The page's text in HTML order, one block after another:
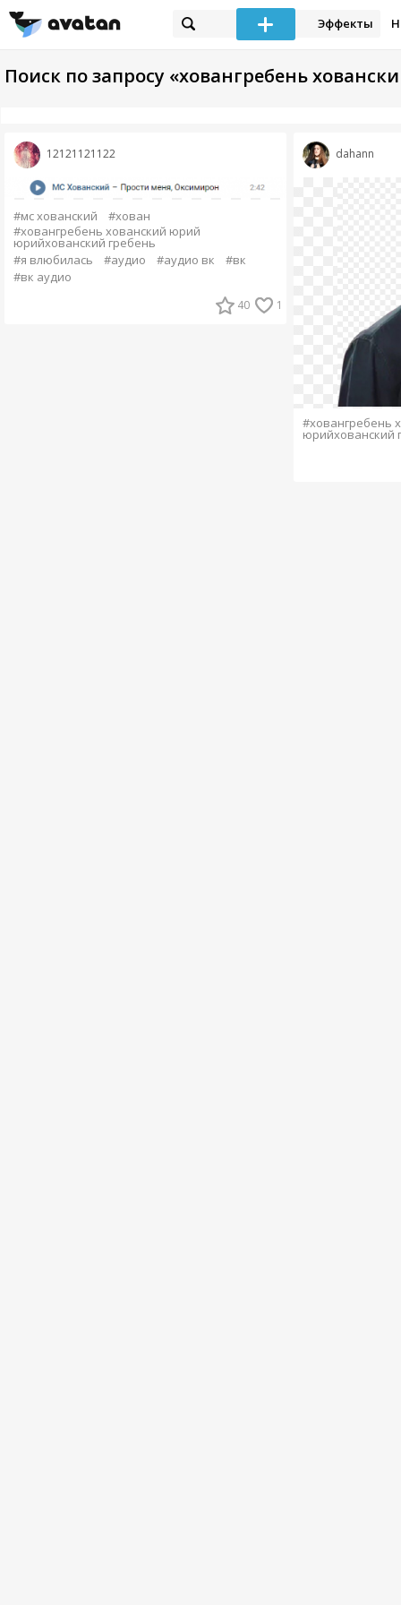
Эффекты
Поиск по запросу «ховангребень
12121121122
#мс хованский
#хован
#ховангребень хованский юрий
юрийхованский гребень
#я влюбилась
#аудио #аудио вк
#вк
#вк аудио
40 1
dahann
#ховангребень
юрийхованский